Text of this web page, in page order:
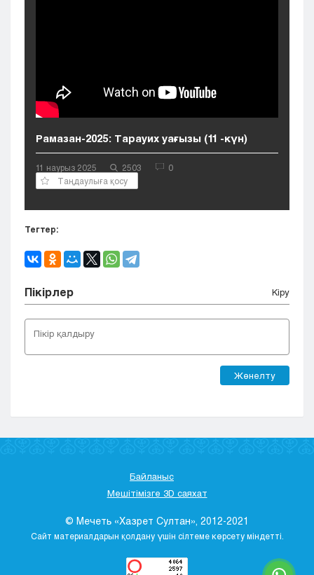
Усть-Каменогорск
Шымкент
Рамазан-2025: Тарауих уағызы (11 -күн)
11 наурыз 2025 2503
0
Таңдаулыға қосу
Тегтер:
Пікірлер Кіру
Жөнелту
Байланыс
Мешітімізге 3D саяхат
© Мечеть «Хазрет Султан», 2012-2021
Сайт материалдарын қолдану үшін сілтеме көрсету міндетті.